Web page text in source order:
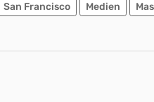
San Francisco Medien